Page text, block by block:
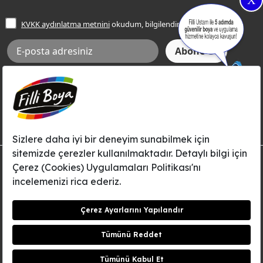
Frezya Rengi
Bilgi Toplumu Hizmetleri
İnternet Sitesi Kullanım Koşulları
KVKK Talep Formu
KVKK Aydınlatma Metni
KVKK aydınlatma metniniokudum, bilgilendim.
Aksi tarafımca bildirilene dek, Betek Boya ve Kimya Sanayi A.Ş.'nin
Filli Boya dahil tüm markaları ile ilgili kampanya, duyuru, hizmetler ve
tanıtım faaliyetleri vb. ile ilgili olarak e-posta yoluyla şahsıma
© Filli Boya 2026. Tüm Hakları Saklıdır.